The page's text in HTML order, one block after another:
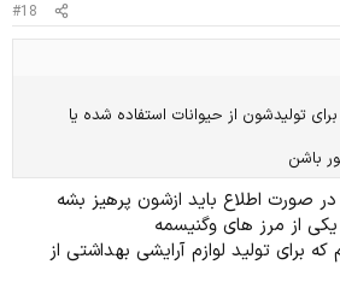
#18
تولیدشون از حیوانات استفاده شده یا
باشن
صورت اطلاع باید ازشون پرهیز بشه
از مرز های وگنیسمه
برای تولید لوازم آرایشی بهداشتی از